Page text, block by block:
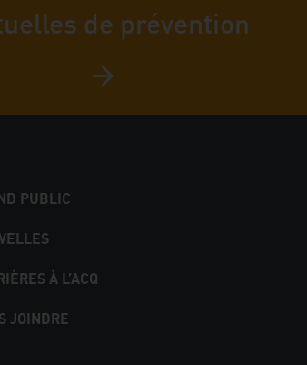
de prévention
PUBLIC
À L’ACQ
JOINDRE